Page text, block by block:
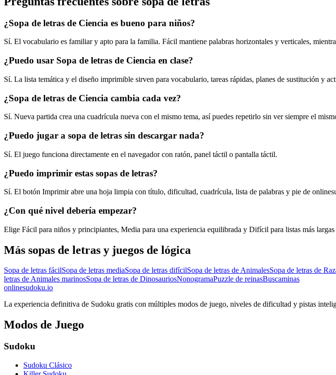
¿Sopa de letras de Ciencia es bueno para niños?
Sí. El vocabulario es familiar y apto para la familia. Fácil mantiene palabras horizontales y verticales,
¿Puedo usar Sopa de letras de Ciencia en clase?
Sí. La lista temática y el diseño imprimible sirven para vocabulario, tareas rápidas, planes de sustitución y
¿Sopa de letras de Ciencia cambia cada vez?
Sí. Nueva partida crea una cuadrícula nueva con el mismo tema, así puedes repetirlo sin ver siempre el
¿Puedo jugar a sopa de letras sin descargar nada?
Sí. El juego funciona directamente en el navegador con ratón, panel táctil o pantalla táctil.
¿Puedo imprimir estas sopas de letras?
Sí. El botón Imprimir abre una hoja limpia con título, dificultad, cuadrícula, lista de palabras y pie de
¿Con qué nivel debería empezar?
Elige Fácil para niños y principiantes, Media para una experiencia equilibrada y Difícil para listas más largas
Más sopas de letras y juegos de lógica
Sopa de letras fácilSopa de letras mediaSopa de letras difícilSopa de letras de AnimalesSopa de letras de
letras de Animales marinosSopa de letras de DinosauriosNonogramaPuzzle de reinasBuscaminas
onlinesudoku.io
La experiencia definitiva de Sudoku gratis con múltiples modos de juego, niveles de dificultad y pistas
Modos de Juego
Sudoku
Sudoku Clásico